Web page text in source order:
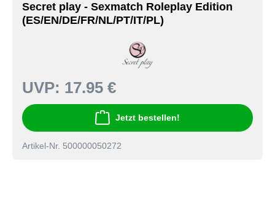
Secret play - Sexmatch Roleplay Edition
(ES/EN/DE/FR/NL/PT/IT/PL)
UVP: 17.95 €
Jetzt bestellen!
Artikel-Nr. 500000050272